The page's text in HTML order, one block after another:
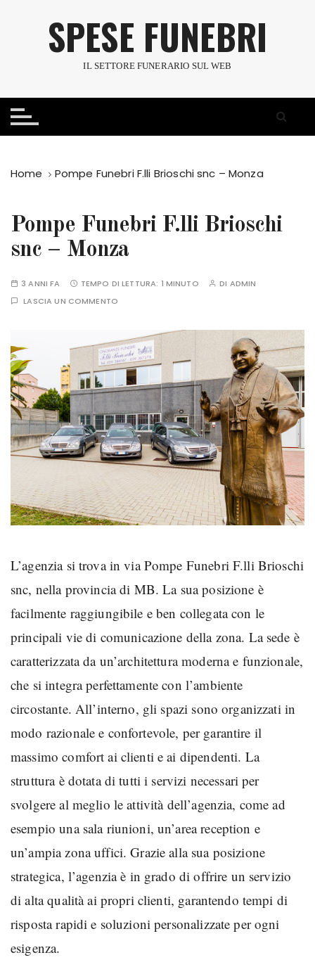
a
SPESE FUNEBRI
IL SETTORE FUNERARIO SUL WEB
Home Pompe Funebri F.lli Brioschi snc – Monza
Pompe Funebri F.lli Brioschi
snc – Monza
3 ANNI FA TEMPO DI LETTURA: 1 MINUTO DI ADMIN
LASCIA UN COMMENTO
L’agenzia si trova in via Pompe Funebri F.lli Brioschi
snc, nella provincia di MB. La sua posizione è
facilmente raggiungibile e ben collegata con le
principali vie di comunicazione della zona. La sede è
caratterizzata da un’architettura moderna e funzionale,
che si integra perfettamente con l’ambiente
circostante. All’interno, gli spazi sono organizzati in
modo razionale e confortevole, per garantire il
massimo comfort ai clienti e ai dipendenti. La
struttura è dotata di tutti i servizi necessari per
svolgere al meglio le attività dell’agenzia, come ad
esempio una sala riunioni, un’area reception e
un’ampia zona uffici. Grazie alla sua posizione
strategica, l’agenzia è in grado di offrire un servizio
di alta qualità ai propri clienti, garantendo tempi di
risposta rapidi e soluzioni personalizzate per ogni
esigenza.